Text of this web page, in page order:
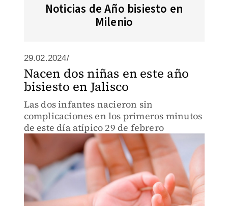
Noticias de Año bisiesto en
Milenio
29.02.2024/
Nacen dos niñas en este año
bisiesto en Jalisco
Las dos infantes nacieron sin
complicaciones en los primeros minutos
de este día atípico 29 de febrero